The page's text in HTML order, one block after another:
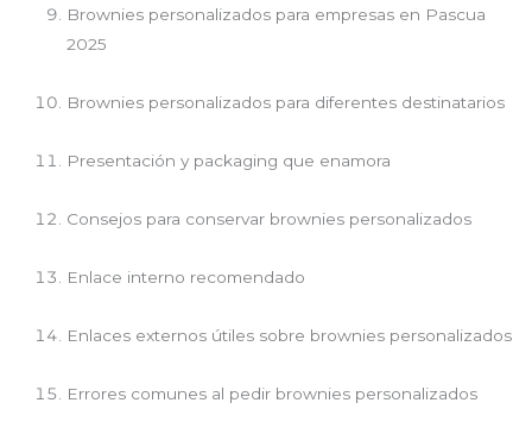
Brownies personalizados para empresas en Pascua
2025
Brownies personalizados para diferentes destinatarios
Presentación y packaging que enamora
Consejos para conservar brownies personalizados
Enlace interno recomendado
Enlaces externos útiles sobre brownies personalizados
Errores comunes al pedir brownies personalizados